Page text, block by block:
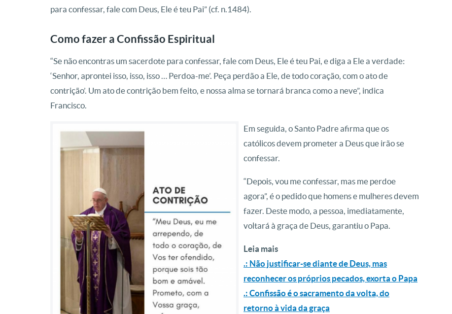
para confessar, fale com Deus, Ele é teu Pai” (cf. n.1484).
Como fazer a Confissão Espiritual
“Se não encontras um sacerdote para confessar, fale com Deus, Ele é teu Pai, e diga a Ele a verdade:
‘Senhor, aprontei isso, isso, isso … Perdoa-me’. Peça perdão a Ele, de todo coração, com o ato de
contrição’. Um ato de contrição bem feito, e nossa alma se tornará branca como a neve”, indica
Francisco.
Em seguida, o Santo Padre afirma que os
católicos devem prometer a Deus que irão se
confessar.
“Depois, vou me confessar, mas me perdoe
agora”, é o pedido que homens e mulheres devem
fazer. Deste modo, a pessoa, imediatamente,
voltará à graça de Deus, garantiu o Papa.
Leia mais
.: Não justificar-se diante de Deus, mas
reconhecer os próprios pecados, exorta o Papa
.: Confissão é o sacramento da volta, do
retorno à vida da graça